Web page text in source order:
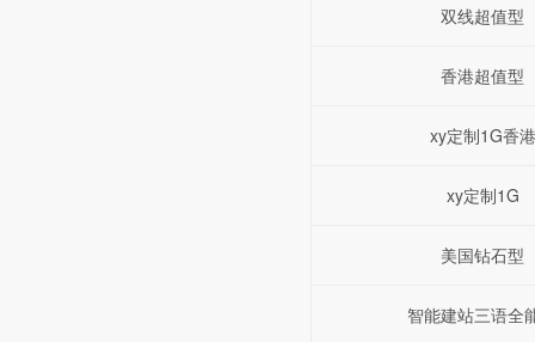
双线超值型
香港超值型
xy定制1G香港
xy定制1G
美国钻石型
智能建站三语全